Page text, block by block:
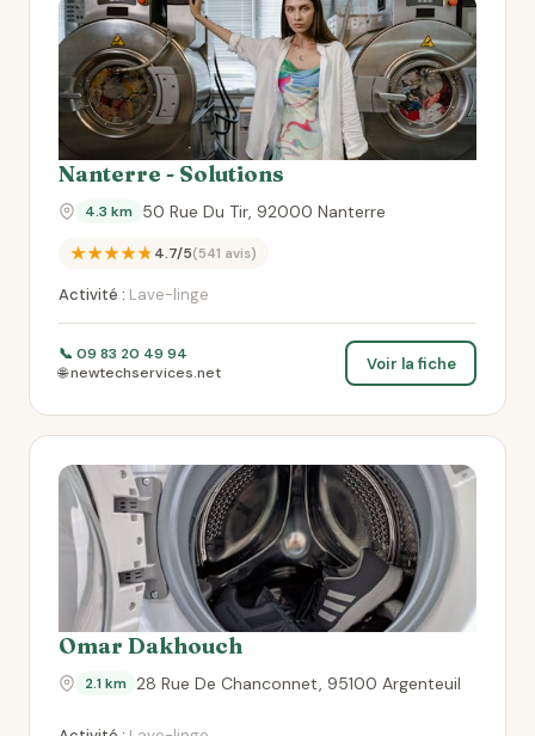
Nanterre - Solutions
4.3 km 50 Rue Du Tir, 92000 Nanterre
★★★★★4.7/5(541 avis)
Activité : Lave-linge
📞 09 83 20 49 94
🌐 newtechservices.net
Voir la fiche
Omar Dakhouch
2.1 km 28 Rue De Chanconnet, 95100 Argenteuil